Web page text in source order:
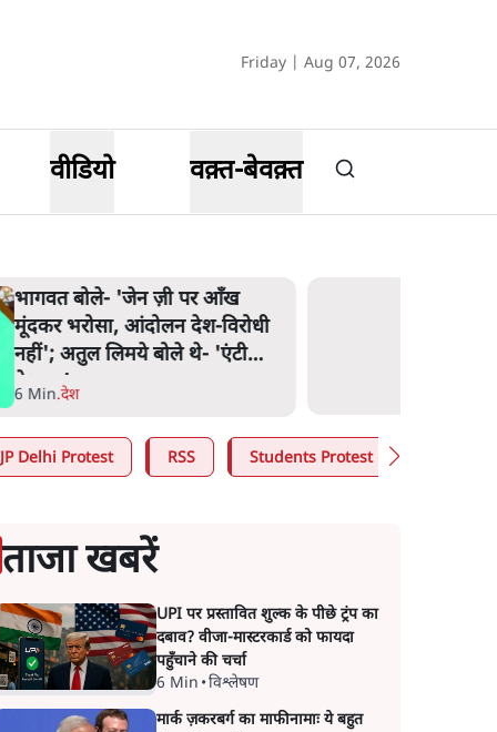
Friday | Aug 07, 2026
वीडियो वक़्त-बेवक़्त
भागवत बोले- 'जेन ज़ी पर आँख
मूंदकर भरोसा, आंदोलन देश-विरोधी
नहीं'; अतुल लिमये बोले थे- 'एंटी
नेशनल'
6 Min.देश
Delhi Protest RSS Students Protest
ताजा खबरें
UPI पर प्रस्तावित शुल्क के पीछे ट्रंप का
दबाव? वीजा-मास्टरकार्ड को फायदा
पहुँचाने की चर्चा
6 Min •विश्लेषण
मार्क ज़करबर्ग का माफीनामाः ये बहुत